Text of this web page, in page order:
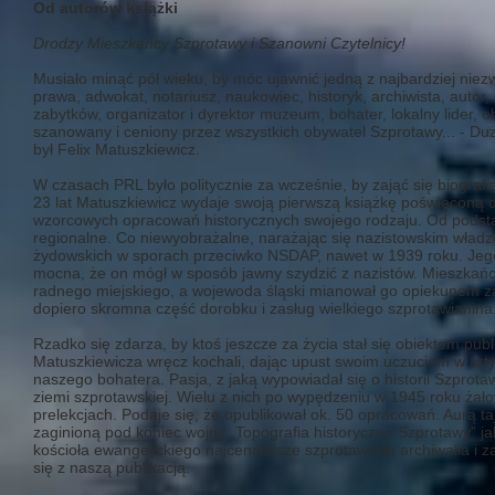
Od autorów książki
Drodzy Mieszkańcy Szprotawy i Szanowni Czytelnicy!
Musiało minąć pół wieku, by móc ujawnić jedną z najbardziej
prawa, adwokat, notariusz, naukowiec, historyk, archiwista, autor,
zabytków, organizator i dyrektor muzeum, bohater, lokalny lider,
szanowany i ceniony przez wszystkich obywatel Szprotawy... -
był Felix Matuszkiewicz.
W czasach PRL było politycznie za wcześnie, by zająć się
23 lat Matuszkiewicz wydaje swoją pierwszą książkę poświęconą
wzorcowych opracowań historycznych swojego rodzaju. Od
regionalne. Co niewyobrażalne, narażając się nazistowskim
żydowskich w sporach przeciwko NSDAP, nawet w 1939 roku.
mocna, że on mógł w sposób jawny szydzić z nazistów.
radnego miejskiego, a wojewoda śląski mianował go opiekunem
dopiero skromna część dorobku i zasług wielkiego
Rzadko się zdarza, by ktoś jeszcze za życia stał się obiektem
Matuszkiewicza wręcz kochali, dając upust swoim uczuciom w
naszego bohatera. Pasja, z jaką wypowiadał się o historii
ziemi szprotawskiej. Wielu z nich po wypędzeniu w 1945 roku
prelekcjach. Podaje się, że opublikował ok. 50 opracowań. Aurą
zaginioną pod koniec wojny „Topografia historyczna Szprotawy”
kościoła ewangelickiego najcenniejsze szprotawskie archiwalia i
się z naszą publikacją.